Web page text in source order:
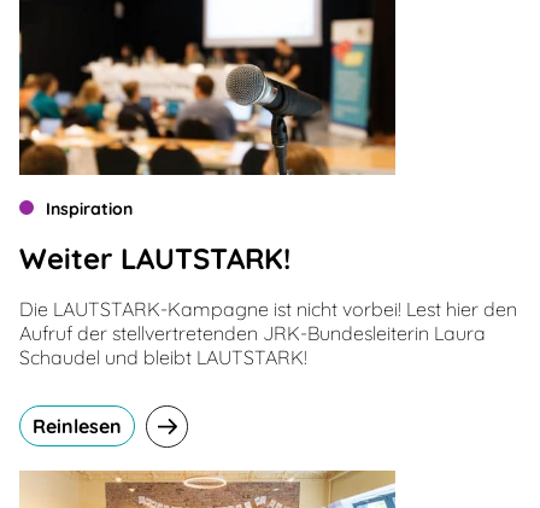
Inspiration
Weiter LAUTSTARK!
Die LAUTSTARK-Kampagne ist nicht vorbei! Lest hier den
Aufruf der stellvertretenden JRK-Bundesleiterin Laura
Schaudel und bleibt LAUTSTARK!
Reinlesen